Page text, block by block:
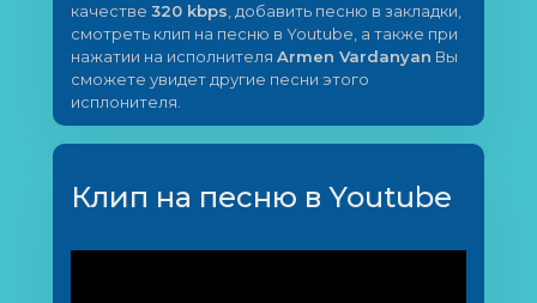
качестве 320 kbps , добавить песню в закладки,
смотреть клип на песню в Youtube, а также при
нажатии на исполнителя Armen Vardanyan Вы
сможете увидет другие песни этого
исплонителя.
Клип на песню в Youtube